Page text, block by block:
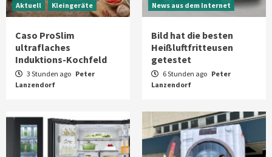
Aktuell Kleingeräte
Caso ProSlim
ultraflaches
Induktions-Kochfeld
3 Stunden ago Peter
Lanzendorf
News aus dem Internet
Bild hat die besten
Heißluftfritteusen
getestet
6 Stunden ago Peter
Lanzendorf